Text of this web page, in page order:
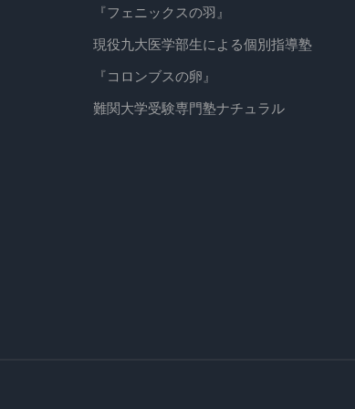
『フェニックスの羽』
現役九大医学部生による個別指導塾
『コロンブスの卵』
難関大学受験専門塾ナチュラル